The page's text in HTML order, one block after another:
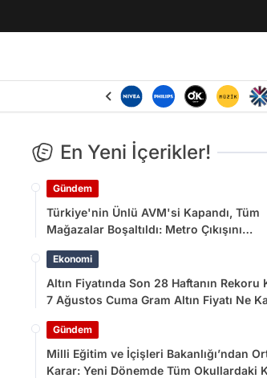
En Yeni İçerikler!
Gündem
Türkiye'nin Ünlü AVM'si Kapandı, Tüm
Mağazalar Boşaltıldı: Metro Çıkışını
Ekonomi
Altın Fiyatında Son 28 Haftanın Rekoru
7 Ağustos Cuma Gram Altın Fiyatı Ne
Gündem
Milli Eğitim ve İçişleri Bakanlığı’ndan
Karar: Yeni Dönemde Tüm Okullardaki